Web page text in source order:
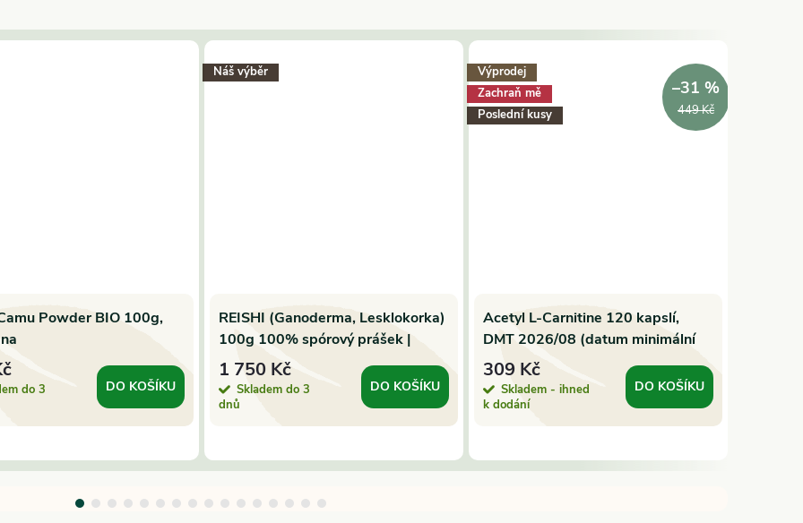
Powder BIO 100g,
do 3 DO KOŠÍKU
Náš výběr
REISHI (Ganoderma, Lesklokorka)
100g 100% spórový prášek |
TeaTao
1 750 Kč
Skladem do 3
dnů
DO KOŠÍKU
Výprodej
Zachraň mě
Poslední kusy
449 Kč
–31 %
Acetyl L-Carnitine 120 kapslí,
DMT 2026/08 (datum minimální
trvanlivosti)
309 Kč
Skladem - ihned
k dodání
DO KOŠÍKU